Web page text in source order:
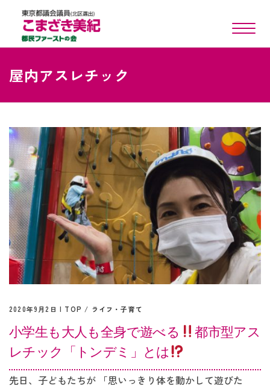
toggle
屋内アスレチック
2020年9月2日 | TOP / ライフ・子育て
小学生も大人も全身で遊べる
都市型アス
レチック「トンデミ」とは
先日、子どもたちが 「思いっきり体を動かして遊びた